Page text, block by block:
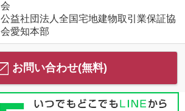
会
公益社団法人全国宅地建物取引業保証協
会愛知本部
お問い合わせ(無料)